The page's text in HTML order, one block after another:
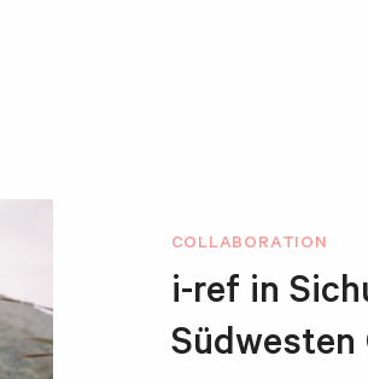
COLLABORATION
i-ref in
Südwesten